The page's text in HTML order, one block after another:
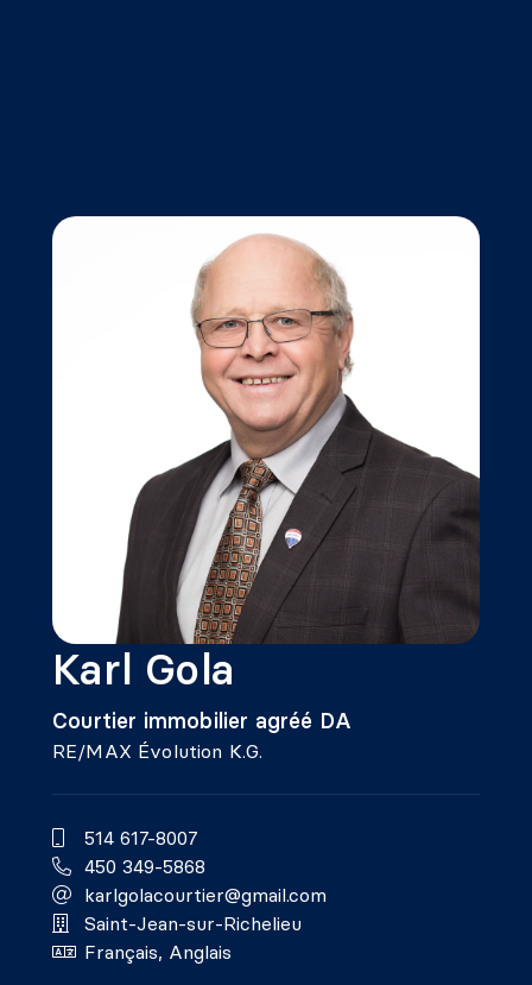
Karl Gola
Courtier immobilier agréé DA
RE/MAX Évolution K.G.
514 617-8007
450 349-5868
karlgolacourtier@gmail.com
Saint-Jean-sur-Richelieu
Français, Anglais